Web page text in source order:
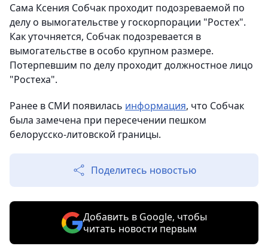
Сама Ксения Собчак проходит подозреваемой по
делу о вымогательстве у госкорпорации "Ростех".
Как уточняется, Собчак подозревается в
вымогательстве в особо крупном размере.
Потерпевшим по делу проходит должностное лицо
"Ростеха".
Ранее в СМИ появилась информация, что Собчак
была замечена при пересечении пешком
белорусско-литовской границы.
Поделитесь новостью
Добавить в Google, чтобы
читать новости первым